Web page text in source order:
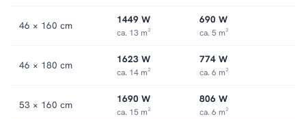
46 × 160 cm 1449 W
ca. 13 m²
690 W
ca. 5 m²
46 × 180 cm 1623 W
ca. 14 m²
774 W
ca. 6 m²
53 × 160 cm 1690 W
ca. 15 m²
806 W
ca. 6 m²